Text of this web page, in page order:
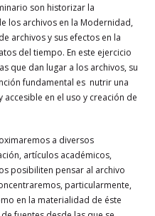
son historizar la
los archivos en la Modernidad,
archivos y sus efectos en la
del tiempo. En este ejercicio
que dan lugar a los archivos, su
fundamental es nutrir una
en el uso y creación de
a diversos
artículos académicos,
posibiliten pensar al archivo
particularmente,
en la materialidad de éste